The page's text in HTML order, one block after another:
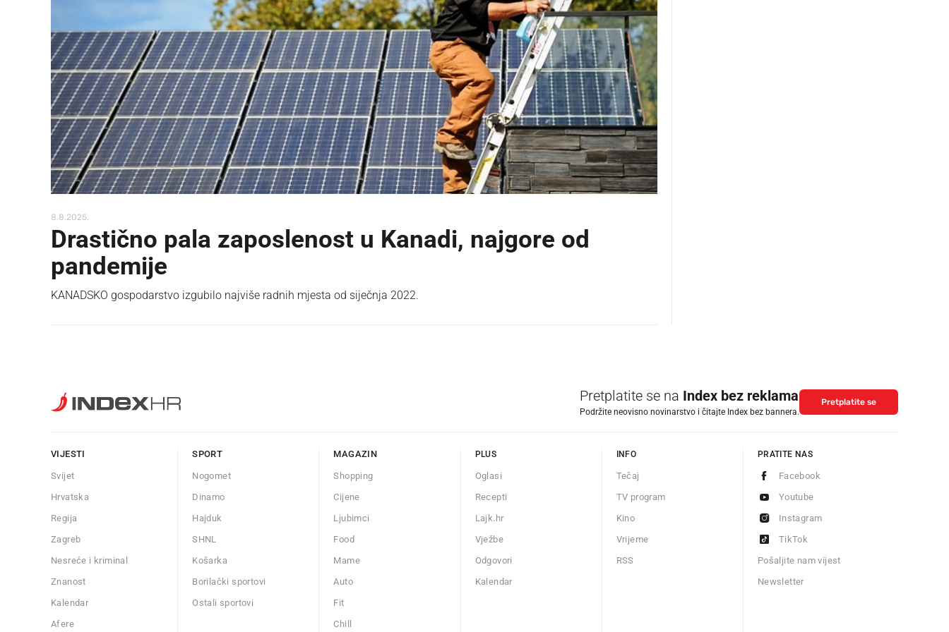
8.8.2025.
Drastično pala zaposlenost u Kanadi, najgore od
pandemije
KANADSKO gospodarstvo izgubilo najviše radnih mjesta od siječnja 2022.
Pretplatite se na Index bez reklama
Podržite neovisno novinarstvo i čitajte Index bez bannera.
Pretplatite se
VIJESTI
Svijet
Hrvatska
Regija
Zagreb
Nesreće i kriminal
Znanost
Kalendar
Afere
SPORT
Nogomet
Dinamo
Hajduk
SHNL
Košarka
Borilački sportovi
Ostali sportovi
MAGAZIN
Shopping
Cijene
Ljubimci
Food
Mame
Auto
Fit
Chill
PLUS
Oglasi
Recepti
Lajk.hr
Vježbe
Odgovori
Kalendar
INFO
Tečaj
TV program
Kino
Vrijeme
RSS
PRATITE NAS
Facebook
Youtube
Instagram
TikTok
Pošaljite nam vijest
Newsletter